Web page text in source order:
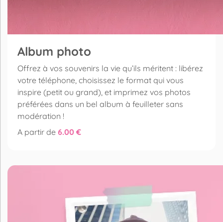
Album photo
Offrez à vos souvenirs la vie qu’ils méritent : libérez
votre téléphone, choisissez le format qui vous
inspire (petit ou grand), et imprimez vos photos
préférées dans un bel album à feuilleter sans
modération !
A partir de 6.00 €